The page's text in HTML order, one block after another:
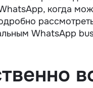
когда
WhatsApp